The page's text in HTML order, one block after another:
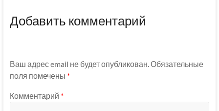
Добавить комментарий
Ваш адрес email не будет опубликован. Обязательные
поля помечены *
Комментарий *